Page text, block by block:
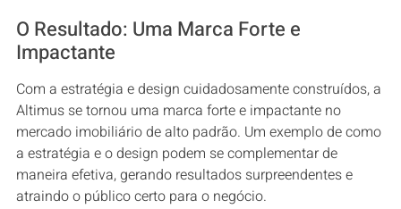
O Resultado: Uma Marca Forte e
Impactante
Com a estratégia e design cuidadosamente construídos, a
Altimus se tornou uma marca forte e impactante no
mercado imobiliário de alto padrão. Um exemplo de como
a estratégia e o design podem se complementar de
maneira efetiva, gerando resultados surpreendentes e
atraindo o público certo para o negócio.